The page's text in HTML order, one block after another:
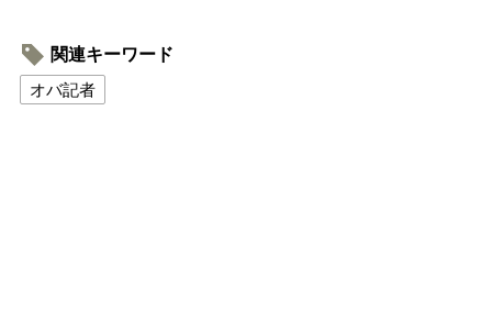
関連キーワード
オバ記者